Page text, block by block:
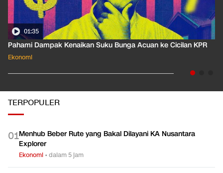
01:35
Pahami Dampak Kenaikan Suku Bunga Acuan ke Cicilan KPR
Ekonomi
TERPOPULER
01Menhub Beber Rute yang Bakal Dilayani KA Nusantara
Explorer
Ekonomi •dalam 5 jam